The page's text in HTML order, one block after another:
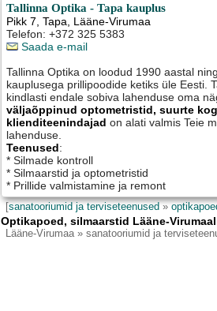
Tallinna Optika - Tapa kauplus
Pikk 7,Tapa, Lääne-Virumaa
Telefon: +372 325 5383
Saada e-mail
Tallinna Optika on loodud 1990 aastal
kauplusega prillipoodide ketiks üle Eesti.
kindlasti endale sobiva lahenduse oma
väljaõppinud optometristid, suurte
klienditeenindajad on alati valmis Teie
lahenduse.
Teenused:
* Silmade kontroll
* Silmaarstid ja optometristid
* Prillide valmistamine ja remont
[sanatooriumid ja terviseteenused»
Optikapoed, silmaarstid Lääne-Virumaal
Lääne-Virumaa» sanatooriumid ja